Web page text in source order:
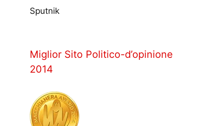
Sputnik
Miglior Sito Politico-d’opinione
2014